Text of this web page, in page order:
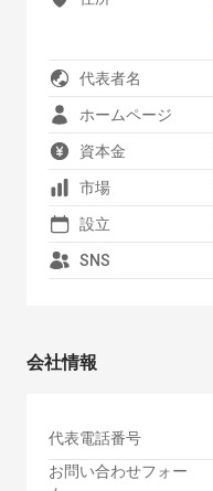
代表者名
ホームページ
資本金
市場
設立
SNS
会社情報
代表電話番号
お問い合わせフォー